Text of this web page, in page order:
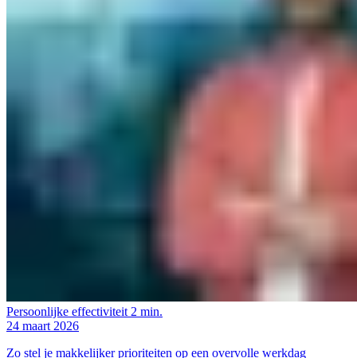
Persoonlijke effectiviteit2 min.
24 maart 2026
Zo stel je makkelijker prioriteiten op een overvolle werkdag